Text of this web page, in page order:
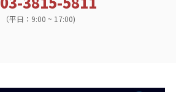
（平日：9:00 ~ 17:00)